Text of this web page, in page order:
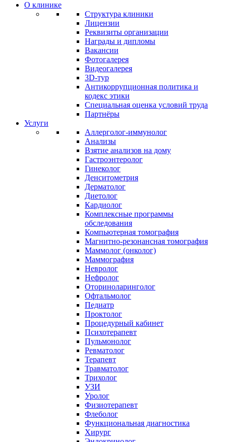
О клинике
Структура клиники
Лицензии
Реквизиты организации
Награды и дипломы
Вакансии
Фотогалерея
Видеогалерея
3D-тур
Антикоррупционная политика и
кодекс этики
Специальная оценка условий труда
Партнёры
Услуги
Аллерголог-иммунолог
Анализы
Взятие анализов на дому
Гастроэнтеролог
Гинеколог
Денситометрия
Дерматолог
Диетолог
Кардиолог
Комплексные программы
обследования
Компьютерная томография
Магнитно-резонансная томография
Маммолог (онколог)
Маммография
Невролог
Нефролог
Оториноларинголог
Офтальмолог
Педиатр
Проктолог
Процедурный кабинет
Психотерапевт
Пульмонолог
Ревматолог
Терапевт
Травматолог
Трихолог
УЗИ
Уролог
Физиотерапевт
Флеболог
Функциональная диагностика
Хирург